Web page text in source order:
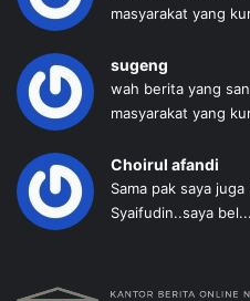
masyarakat yang
sugeng
wah berita yang
masyarakat yang
Choirul afandi
Sama pak saya
Syaifudin..saya bel...